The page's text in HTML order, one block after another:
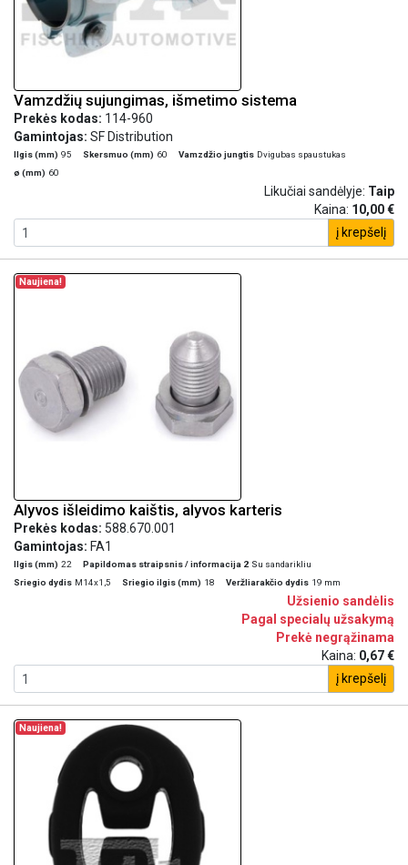
Vamzdžių sujungimas, išmetimo sistema
Prekės kodas: 114-960
Gamintojas: SF Distribution
Ilgis (mm) 95 Skersmuo (mm) 60 Vamzdžio jungtis Dvigubas spaustukas
ø (mm) 60
Likučiai sandėlyje: Taip
Kaina: 10,00 €
į krepšelį
Naujiena!
Alyvos išleidimo kaištis, alyvos karteris
Prekės kodas: 588.670.001
Gamintojas: FA1
Ilgis (mm) 22 Papildomas straipsnis / informacija 2 Su sandarikliu
Sriegio dydis M14x1,5 Sriegio ilgis (mm) 18 Veržliarakčio dydis 19 mm
Užsienio sandėlis
Pagal specialų užsakymą
Prekė negrąžinama
Kaina: 0,67 €
į krepšelį
Naujiena!